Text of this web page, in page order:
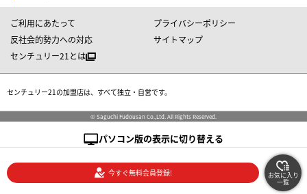
ご利用にあたって
プライバシーポリシー
反社会的勢力への対応
サイトマップ
センチュリー21とは
センチュリー21の加盟店は、すべて独立・自営です。
© Saguchi Fudousan Co.,Ltd. All Rights Reserved.
パソコン版の表示に切り替える
今すぐ無料会員登録! お気に入り
一覧